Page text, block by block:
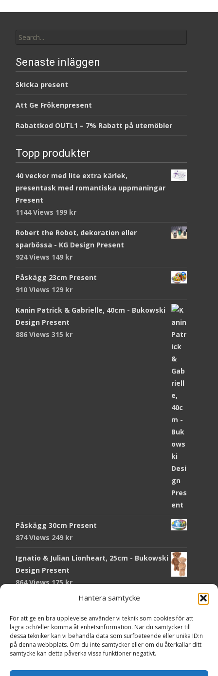
Hantera samtycke
För att ge en bra upplevelse använder vi teknik som cookies för att
lagra och/eller komma åt enhetsinformation. När du samtycker till
dessa tekniker kan vi behandla data som surfbeteende eller unika ID:n
på denna webbplats. Om du inte samtycker eller om du återkallar ditt
samtycke kan detta påverka vissa funktioner negativt.
for:
Senaste inläggen
Skicka present
Att Ge Frökenpresent
Rabattkod OUTL1 – 7% Rabatt på utemöbler
Topp produkter
40 veckor med lite extra kärlek,
presentask med romantiska uppmaningar
Present
1144 Views 199 kr
Robert the Robot, dekoration eller
sparbössa - KG Design Present
924 Views 149 kr
Påskägg 23cm Present
910 Views 129 kr
Kanin Patrick & Gabrielle, 40cm - Bukowski
Design Present
886 Views 315 kr
Påskägg 30cm Present
874 Views 249 kr
Ignatio & Julian Lionheart, 25cm - Bukowski
Design Present
864 Views175kr
Chokladmynt Påskmotiv Present
820 Views25kr
Kort Påskhare, 8,5x11,5 cm Present
764 Views20kr
Tändsticksask I den enkla bor det vackra,
Powered by WordPress , Themei-craftby TemplatesNext.